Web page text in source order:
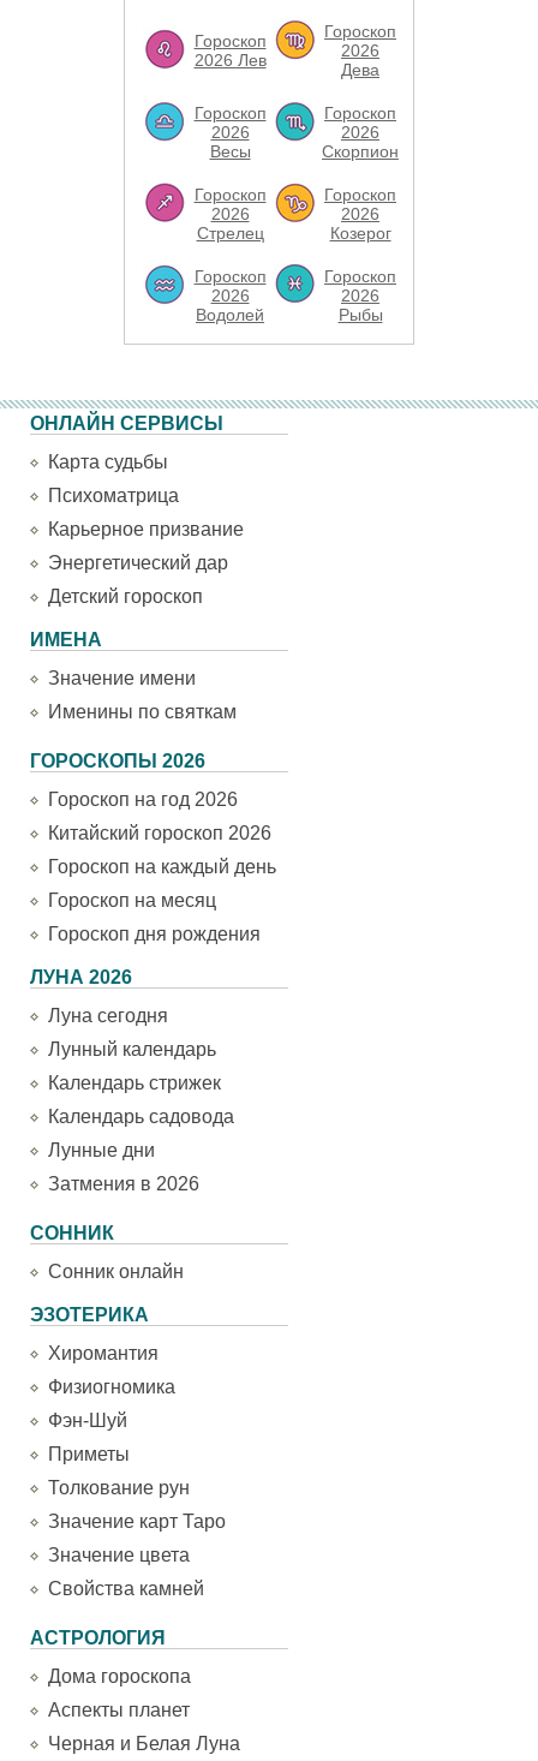
Гороскоп
2026 Лев
Гороскоп
2026
Дева
Гороскоп
2026
Весы
Гороскоп
2026
Скорпион
Гороскоп
2026
Стрелец
Гороскоп
2026
Козерог
Гороскоп
2026
Водолей
Гороскоп
2026
Рыбы
ОНЛАЙН СЕРВИСЫ
Карта судьбы
Психоматрица
Карьерное призвание
Энергетический дар
Детский гороскоп
ИМЕНА
Значение имени
Именины по святкам
ГОРОСКОПЫ 2026
Гороскоп на год 2026
Китайский гороскоп 2026
Гороскоп на каждый день
Гороскоп на месяц
Гороскоп дня рождения
ЛУНА 2026
Луна сегодня
Лунный календарь
Календарь стрижек
Календарь садовода
Лунные дни
Затмения в 2026
СОННИК
Сонник онлайн
ЭЗОТЕРИКА
Хиромантия
Физиогномика
Фэн-Шуй
Приметы
Толкование рун
Значение карт Таро
Значение цвета
Свойства камней
АСТРОЛОГИЯ
Дома гороскопа
Аспекты планет
Черная и Белая Луна